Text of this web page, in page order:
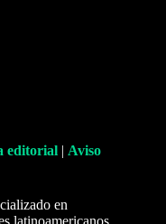
editorial | Aviso
en
latinoamericanos